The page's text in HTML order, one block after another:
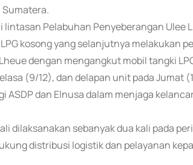
lintasan Pelabuhan Penyeberangan Ulee
kosong yang selanjutnya melakukan
dengan mengangkut mobil tangki
(9/12), dan delapan unit pada Jumat
dan Elnusa dalam menjaga
dilaksanakan sebanyak dua kali pada
distribusi logistik dan pelayanan